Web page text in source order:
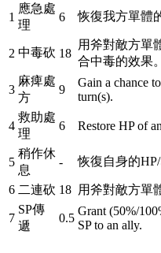
1
應急處
理
6 恢復我方單體
2 中毒砍 18
用斧對敵方單
合中毒的效果。
3
麻痺處
方
9
Gain a chance
turn(s).
4
救助處
理
6 Restore HP of
5
稍作休
息
- 恢復自身的HP/
6 二連砍 18 用斧對敵方單
7
SP傳
遞
0.5
Grant (50%/
SP to an ally.